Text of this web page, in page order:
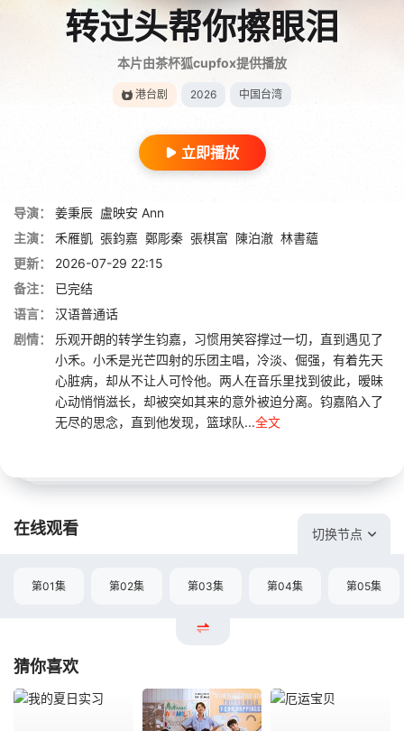
转过头帮你擦眼泪
本片由茶杯狐cupfox提供播放
港台剧 2026 中国台湾
立即播放
导演： 姜秉辰 盧映安 Ann
主演：
禾雁凱 張鈞嘉 鄭彫秦 張棋富 陳泊澈 林書蘊
更新：
2026-07-29 22:15
备注：
已完结
语言：
汉语普通话
剧情：
乐观开朗的转学生钧嘉，习惯用笑容撑过一切，直到遇见了
小禾。小禾是光芒四射的乐团主唱，冷淡、倔强，有着先天
心脏病，却从不让人可怜他。两人在音乐里找到彼此，暧昧
心动悄悄滋长，却被突如其来的意外被迫分离。钧嘉陷入了
无尽的思念，直到他发现，篮球队...全文
在线观看 切换节点
第01集 第02集 第03集 第04集 第05集
猜你喜欢